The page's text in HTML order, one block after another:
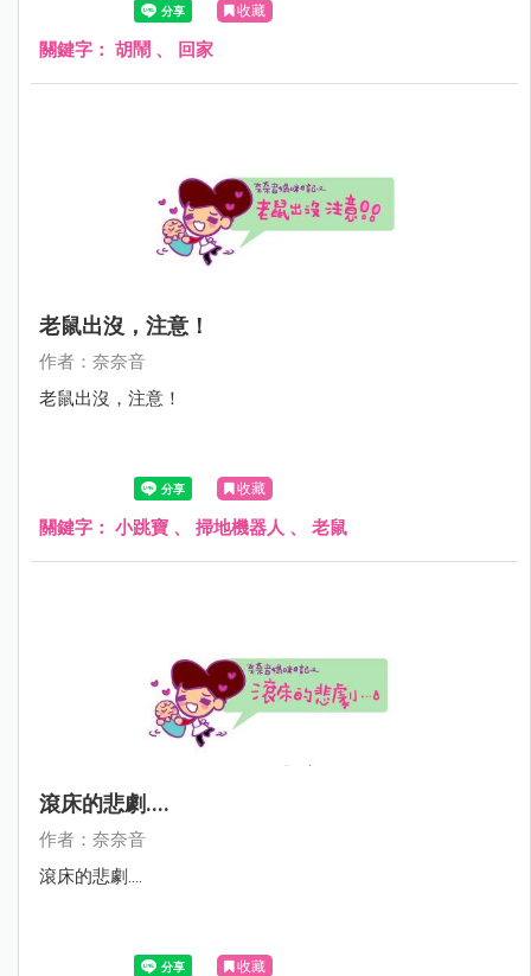
收藏
關鍵字： 胡鬧 、 回家
老鼠出沒，注意！
作者：奈奈音
老鼠出沒，注意！
收藏
關鍵字： 小跳寶 、 掃地機器人 、 老鼠
滾床的悲劇....
作者：奈奈音
滾床的悲劇....
收藏